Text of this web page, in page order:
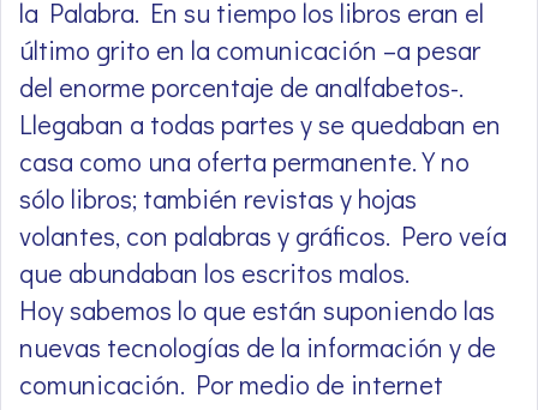
la Palabra. En su tiempo los libros eran el
último grito en la comunicación –a pesar
del enorme porcentaje de analfabetos-.
Llegaban a todas partes y se quedaban en
casa como una oferta permanente. Y no
sólo libros; también revistas y hojas
volantes, con palabras y gráficos. Pero veía
que abundaban los escritos malos.
Hoy sabemos lo que están suponiendo las
nuevas tecnologías de la información y de
comunicación. Por medio de internet